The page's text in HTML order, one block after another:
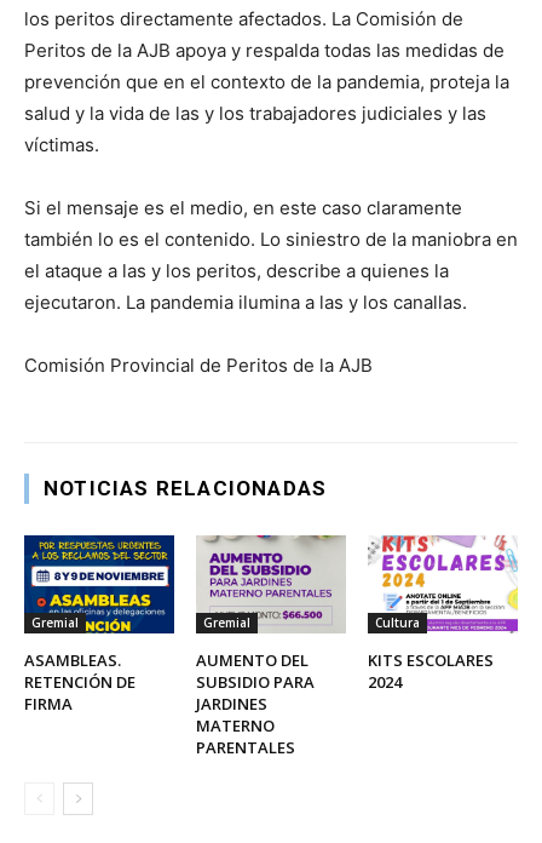
los peritos directamente afectados. La Comisión de
Peritos de la AJB apoya y respalda todas las medidas de
prevención que en el contexto de la pandemia, proteja la
salud y la vida de las y los trabajadores judiciales y las
víctimas.
Si el mensaje es el medio, en este caso claramente
también lo es el contenido. Lo siniestro de la maniobra en
el ataque a las y los peritos, describe a quienes la
ejecutaron. La pandemia ilumina a las y los canallas.
Comisión Provincial de Peritos de la AJB
NOTICIAS RELACIONADAS
Gremial
ASAMBLEAS.
RETENCIÓN DE
FIRMA
Gremial
AUMENTO DEL
SUBSIDIO PARA
JARDINES
MATERNO
PARENTALES
Cultura
KITS ESCOLARES
2024